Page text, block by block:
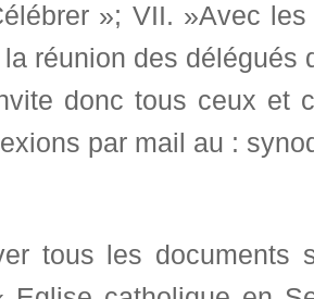
»; VII. »Avec
réunion des délégués
donc tous ceux et
par mail au :
tous les